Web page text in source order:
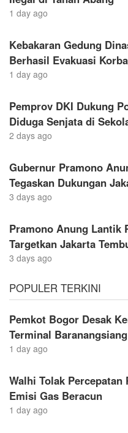
1 day ago
Kebakaran Gedung
Berhasil Evakuasi
1 day ago
Pemprov DKI Dukung
Diduga Senjata di
2 days ago
Gubernur Pramono
Tegaskan Dukungan
3 days ago
Pramono Anung Lantik
Targetkan Jakarta
3 days ago
POPULER TERKINI
Pemkot Bogor Desak
Terminal
1 day ago
Walhi Tolak
Emisi Gas Beracun
1 day ago